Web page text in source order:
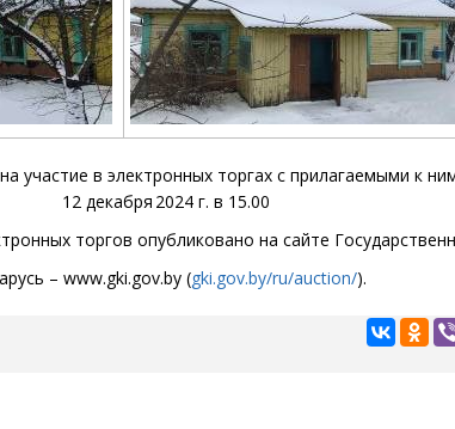
участие в электронных торгахс прилагаемыми к
12 декабря 2024 г. в 15.00
торгов опубликовано на сайте
– www.gki.gov.by (gki.gov.by/ru/auction/).